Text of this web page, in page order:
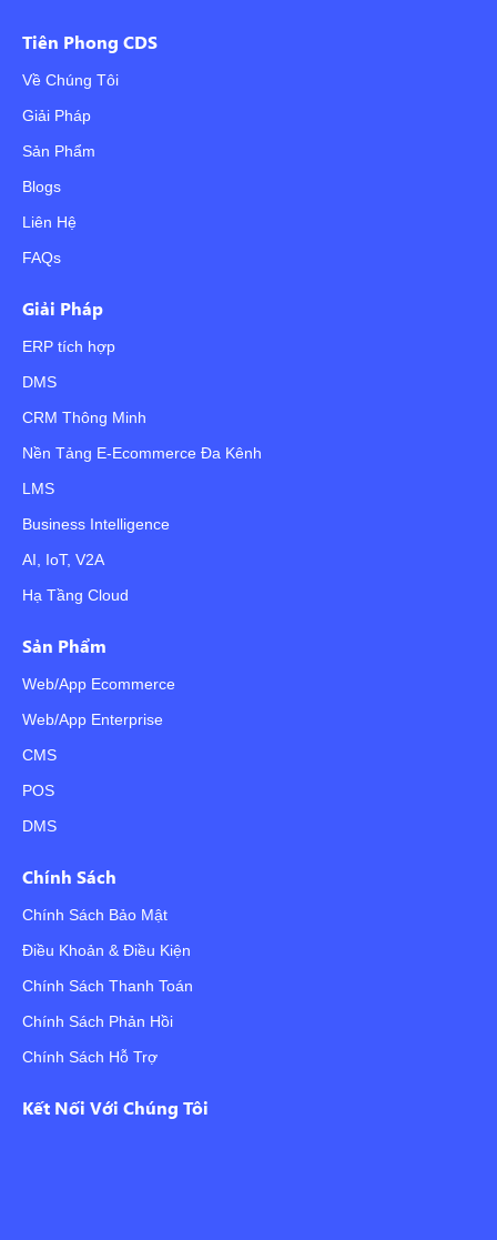
Tiên Phong CDS
Về Chúng Tôi
Giải Pháp
Sản Phẩm
Blogs
Liên Hệ
FAQs
Giải Pháp
ERP tích hợp
DMS
CRM Thông Minh
Nền Tảng E-Ecommerce Đa Kênh
LMS
Business Intelligence
AI, IoT, V2A
Hạ Tầng Cloud
Sản Phẩm
Web/App Ecommerce
Web/App Enterprise
CMS
POS
DMS
Chính Sách
Chính Sách Bảo Mật
Điều Khoản & Điều Kiện
Chính Sách Thanh Toán
Chính Sách Phản Hồi
Chính Sách Hỗ Trợ
Kết Nối Với Chúng Tôi